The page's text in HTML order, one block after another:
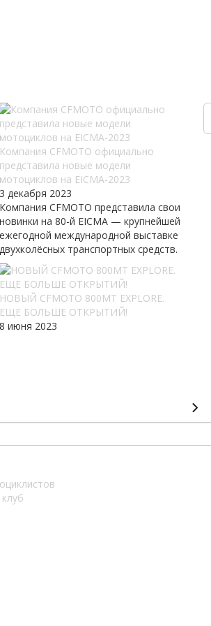
Компания CFMOTO официально
представила новые модели
мотоциклов на EICMA-2023
3 декабря 2023
Компания CFMOTO представила свои
новинки на 80-й EICMA — крупнейшей
ежегодной международной выставке
двухколёсных транспортных средств.
НОВЫЙ CFMOTO 800MT EXPLORE.
ЕЩЕ БОЛЬШЕ ОТКРЫТИЙ!
8 июня 2023